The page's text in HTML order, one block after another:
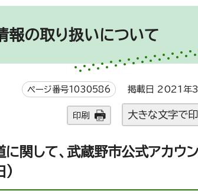
報の取り扱いについて
ページ番号1030586 掲載日 2021年3
印刷 大きな文字で印
関して、武蔵野市公式アカウ
)